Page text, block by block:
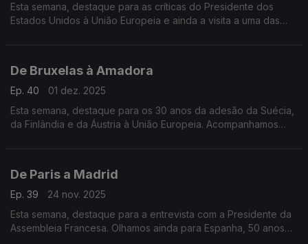
Esta semana, destaque para as críticas do Presidente dos
Estados Unidos à União Europeia e ainda a visita a uma das
De Bruxelas à Amadora
Ep. 40
01 dez. 2025
Esta semana, destaque para os 30 anos da adesão da Suécia,
da Finlândia e da Áustria à União Europeia. Acompanhamos
De Paris a Madrid
Ep. 39
24 nov. 2025
Esta semana, destaque para a entrevista com a Presidente da
Assembleia Francesa. Olhamos ainda para Espanha, 50 anos